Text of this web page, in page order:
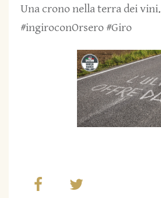
Una crono nella terra dei vini.
#ingiroconOrsero #Giro